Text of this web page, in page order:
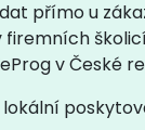
přímo u
firemních
v České
lokální